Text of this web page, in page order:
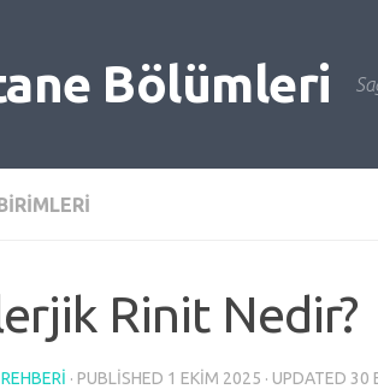
Bölümleri
Rinit Nedir?
· PUBLISHED 1 EKIM 2025 · UPDATED 30